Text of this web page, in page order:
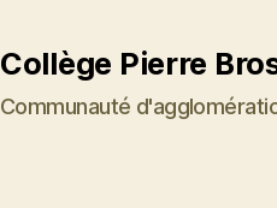
Collège Pierre
Communauté